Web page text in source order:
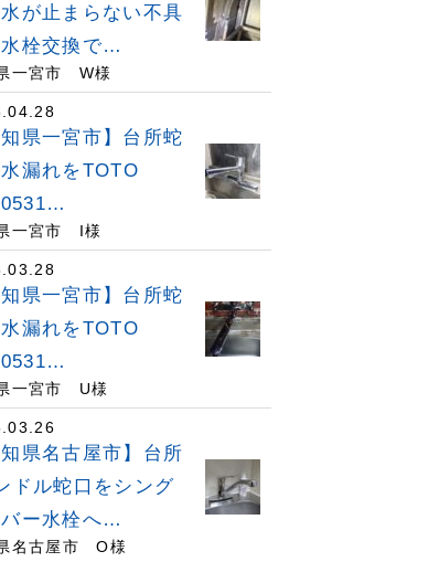
が止まらない不具
栓交換で…
一宮市 W様
知県一宮市】台所蛇
漏れをTOTO
一宮市 I様
知県一宮市】台所蛇
漏れをTOTO
一宮市 U様
知県名古屋市】台所
ドル蛇口をシング
ー水栓へ…
名古屋市 O様